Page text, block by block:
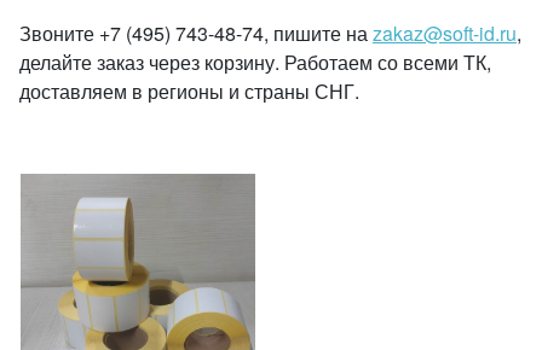
Звоните +7 (495) 743-48-74, пишите наzakaz@soft-id.ru,
делайте заказ через корзину. Работаем со всеми ТК,
доставляем в регионы и страны СНГ.